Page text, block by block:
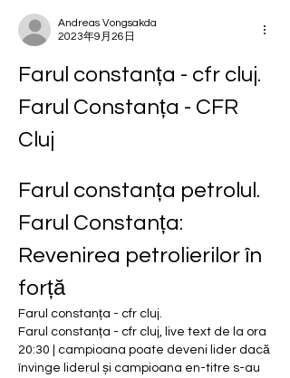
Andreas Vongsakda
2023年9月26日
Farul constanța - cfr cluj.
Farul Constanța - CFR
Cluj
Farul constanța petrolul.
Farul Constanța:
Revenirea petrolierilor în
forță
Farul constanța - cfr cluj.
Farul constanța - cfr cluj, live text de la ora
20:30 | campioana poate deveni lider dacă
învinge liderul și campioana en-titre s-au